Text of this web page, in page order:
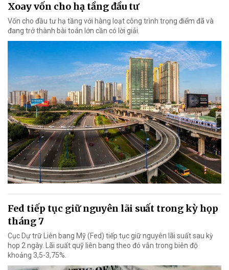
Xoay vốn cho hạ tầng đầu tư
Vốn cho đầu tư hạ tầng với hàng loạt công trình trọng điểm đã và
đang trở thành bài toán lớn cần có lời giải.
Fed tiếp tục giữ nguyên lãi suất trong kỳ họp
tháng 7
Cục Dự trữ Liên bang Mỹ (Fed) tiếp tục giữ nguyên lãi suất sau kỳ
họp 2 ngày. Lãi suất quỹ liên bang theo đó vẫn trong biên độ
khoảng 3,5-3,75%.